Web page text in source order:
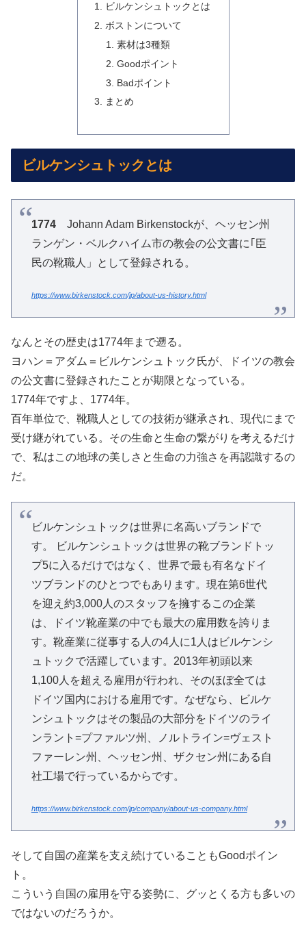
ビルケンシュトックとは
ボストンについて
素材は3種類
Goodポイント
Badポイント
まとめ
ビルケンシュトックとは
1774Johann Adam Birkenstockが、ヘッセン州
ランゲン・ベルクハイム市の教会の公文書に｢臣
民の靴職人」として登録される。
https://www.birkenstock.com/jp/about-us-history.html
なんとその歴史は1774年まで遡る。
ヨハン＝アダム＝ビルケンシュトック氏が、ドイツの教会
の公文書に登録されたことが期限となっている。
1774年ですよ、1774年。
百年単位で、靴職人としての技術が継承され、現代にまで
受け継がれている。その生命と生命の繋がりを考えるだけ
で、私はこの地球の美しさと生命の力強さを再認識するの
だ。
ビルケンシュトックは世界に名高いブランドで
す。 ビルケンシュトックは世界の靴ブランドトッ
プ5に入るだけではなく、世界で最も有名なドイ
ツブランドのひとつでもあります。現在第6世代
を迎え約3,000人のスタッフを擁するこの企業
は、ドイツ靴産業の中でも最大の雇用数を誇りま
す。靴産業に従事する人の4人に1人はビルケンシ
ュトックで活躍しています。2013年初頭以来
1,100人を超える雇用が行われ、そのほぼ全ては
ドイツ国内における雇用です。なぜなら、ビルケ
ンシュトックはその製品の大部分をドイツのライ
ンラント=プファルツ州、ノルトライン=ヴェスト
ファーレン州、ヘッセン州、ザクセン州にある自
社工場で行っているからです。
https://www.birkenstock.com/jp/company/about-us-company.html
そして自国の産業を支え続けていることもGoodポイン
ト。
こういう自国の雇用を守る姿勢に、グッとくる方も多いの
ではないのだろうか。